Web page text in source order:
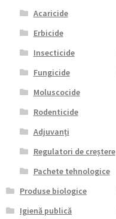
Acaricide
Erbicide
Insecticide
Fungicide
Moluscocide
Rodenticide
Adjuvanți
Regulatori de creștere
Pachete tehnologice
Produse biologice
Igienă publică